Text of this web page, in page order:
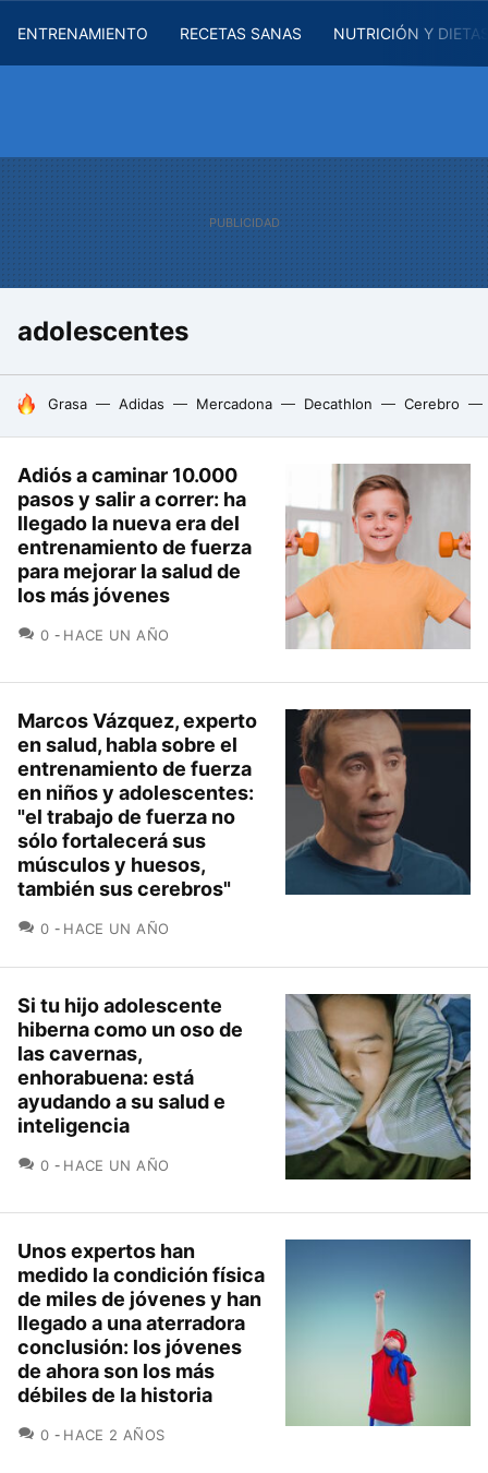
ENTRENAMIENTO RECETAS SANAS NUTRICIÓN Y
adolescentes
HOY SE HABLA DE
Grasa Adidas Mercadona Decathlon Cerebro
Adiós a caminar 10.000
pasos y salir a correr: ha
llegado la nueva era del
entrenamiento de fuerza
para mejorar la salud de
los más jóvenes
0 COMENTARIOS
HACE UN AÑO
Marcos Vázquez, experto
en salud, habla sobre el
entrenamiento de fuerza
en niños y adolescentes:
"el trabajo de fuerza no
sólo fortalecerá sus
músculos y huesos,
también sus cerebros"
0 COMENTARIOS
HACE UN AÑO
Si tu hijo adolescente
hiberna como un oso de
las cavernas,
enhorabuena: está
ayudando a su salud e
inteligencia
0 COMENTARIOS
HACE UN AÑO
Unos expertos han
medido la condición física
de miles de jóvenes y han
llegado a una aterradora
conclusión: los jóvenes
de ahora son los más
débiles de la historia
0 COMENTARIOS
HACE 2 AÑOS